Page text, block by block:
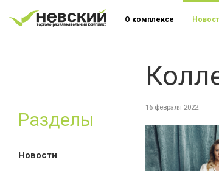
Разделы
Новости
О комплексе
16 февраля 2022